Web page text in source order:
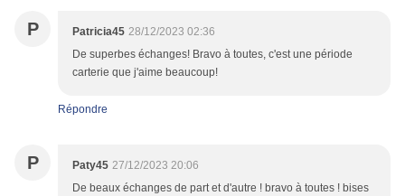
P Patricia45 28/12/2023 02:36
De superbes échanges! Bravo à toutes, c'est une période
carterie que j'aime beaucoup!
Répondre
P Paty45 27/12/2023 20:06
De beaux échanges de part et d'autre ! bravo à toutes ! bises